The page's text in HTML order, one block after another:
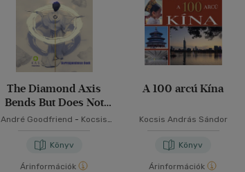
The Diamond Axis
Bends But Does Not
Break
André Goodfriend - Kocsis
Könyv
Árinformációk
A 100 arcú Kína
Kocsis András Sándor
Könyv
Árinformációk